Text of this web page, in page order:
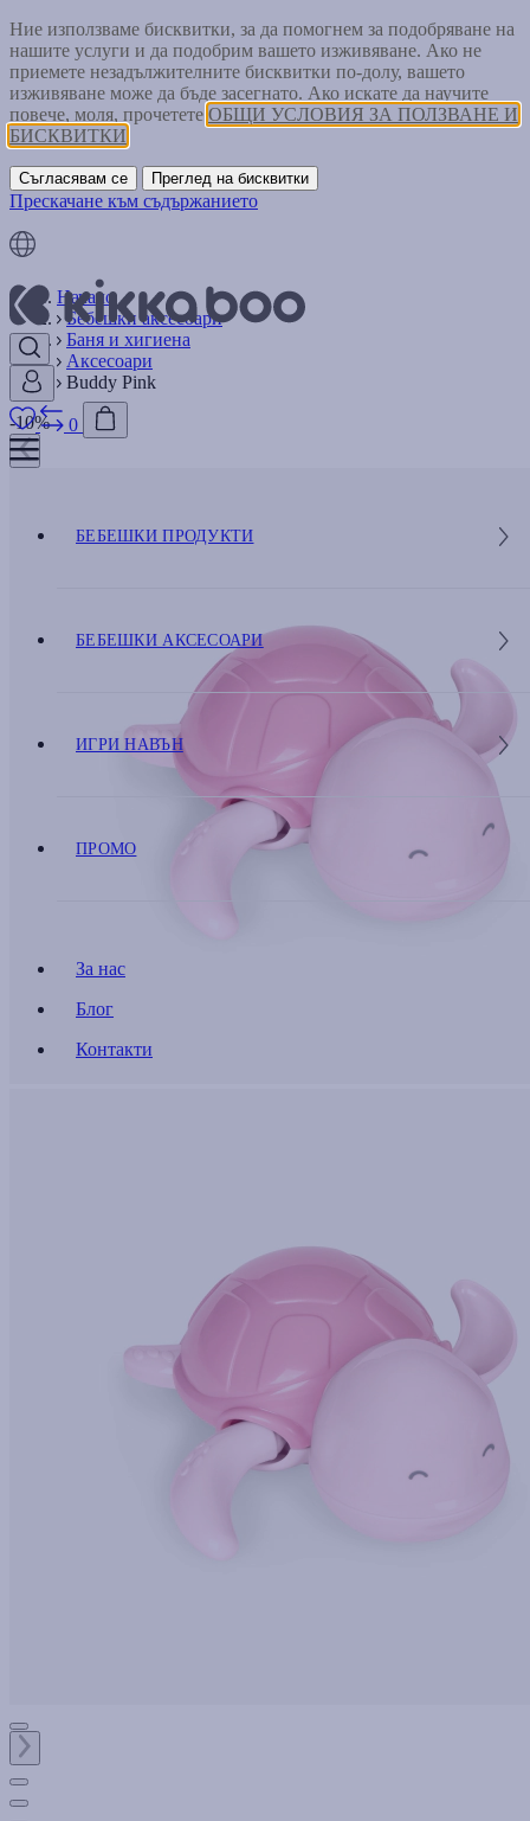
Ние използваме бисквитки, за да помогнем за подобряване на
нашите услуги и да подобрим вашето изживяване. Ако не
приемете незадължителните бисквитки по-долу, вашето
изживяване може да бъде засегнато. Ако искате да научите
повече, моля, прочетете ОБЩИ УСЛОВИЯ ЗА ПОЛЗВАНЕ И
БИСКВИТКИ
Съгласявам се Преглед на бисквитки
Прескачане към съдържанието
0
БЕБЕШКИ ПРОДУКТИ
БЕБЕШКИ АКСЕСОАРИ
ИГРИ НАВЪН
ПРОМО
За нас
Блог
Контакти
Начало
Бебешки аксесоари
Баня и хигиена
Аксесоари
Buddy Pink
-10%